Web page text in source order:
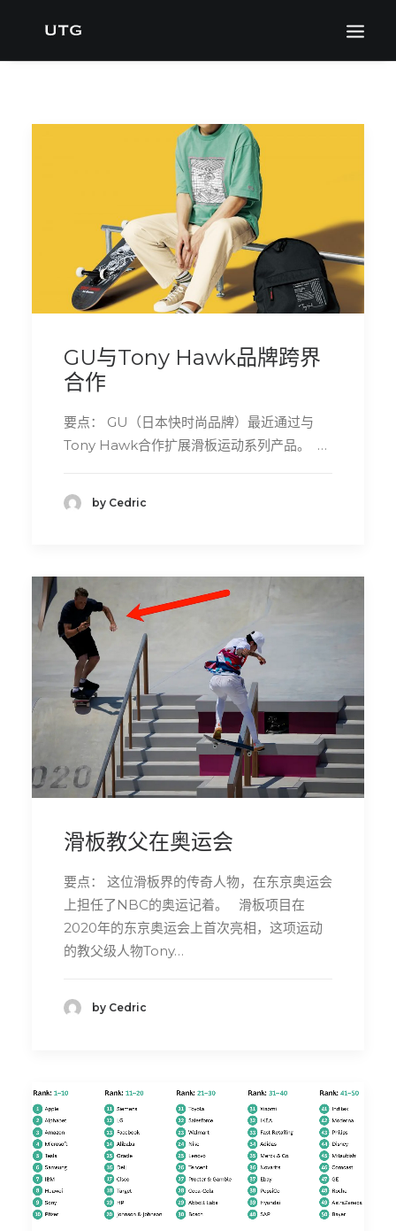
GU与Tony Hawk品牌跨界
合作
要点： GU（日本快时尚品牌）最近通过与
Tony Hawk合作扩展滑板运动系列产品。 …
by Cedric
滑板教父在奥运会
要点： 这位滑板界的传奇人物，在东京奥运会
上担任了NBC的奥运记着。 滑板项目在
2020年的东京奥运会上首次亮相，这项运动
的教父级人物Tony…
by Cedric